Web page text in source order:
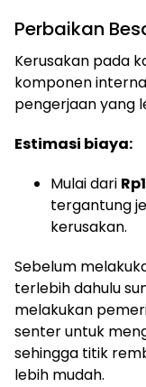
Perbaikan
Kerusakan pada
komponen
pengerjaan yang
Estimasi biaya:
Mulai dari
tergantung
kerusakan.
Sebelum
terlebih dahulu
melakukan
senter untuk
sehingga titik
lebih mudah.